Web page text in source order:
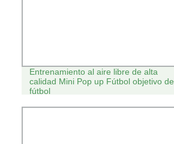
Entrenamiento al aire libre de alta
calidad Mini Pop up Fútbol objetivo de
fútbol